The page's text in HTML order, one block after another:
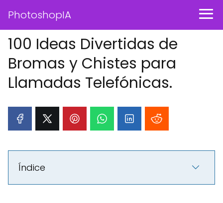
PhotoshopIA
100 Ideas Divertidas de
Bromas y Chistes para
Llamadas Telefónicas.
Índice